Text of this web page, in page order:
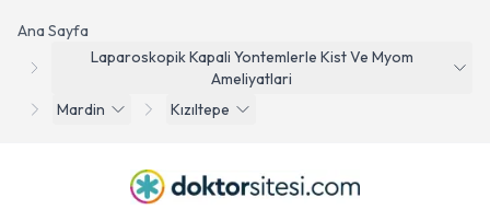
Ana Sayfa
Laparoskopik Kapali Yontemlerle Kist Ve Myom
Ameliyatlari
Mardin
Kızıltepe